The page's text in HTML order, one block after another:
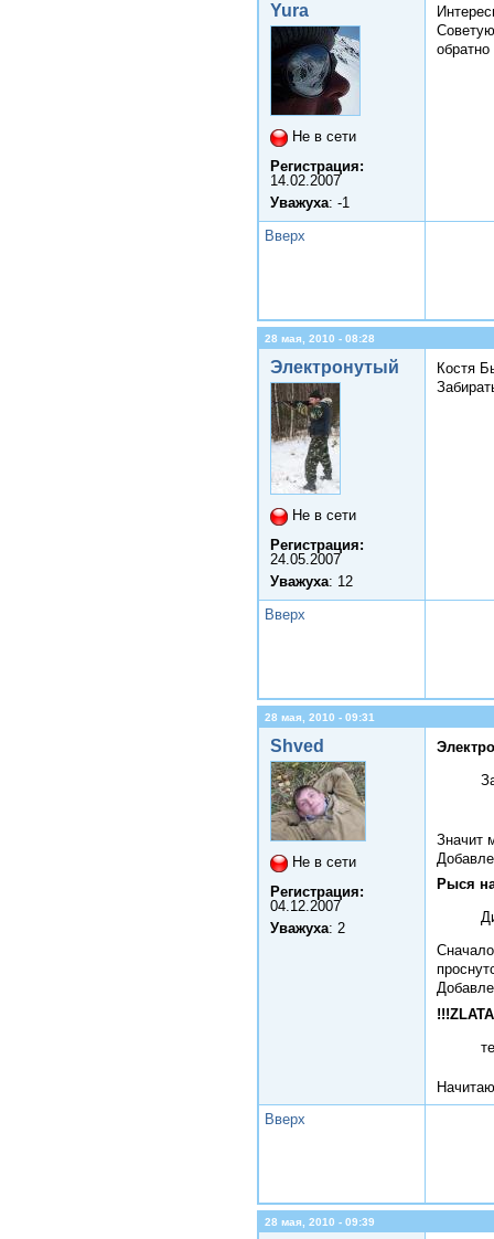
Yura
Не в сети
Регистрация:
14.02.2007
Уважуха: -1
Вверх
28 мая, 2010 - 08:28
Электронутый
Не в сети
Регистрация:
24.05.2007
Уважуха: 12
Костя
Вверх
28 мая, 2010 - 09:31
Shved
Не в сети
Регистрация:
04.12.2007
Уважуха: 2
Значит
Рыся
Вверх
28 мая, 2010 - 09:39